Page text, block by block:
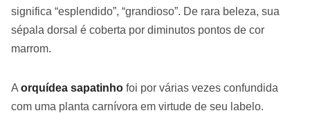
significa “esplendido”, “grandioso”. De rara beleza, sua
sépala dorsal é coberta por diminutos pontos de cor
marrom.
A orquídea sapatinho foi por várias vezes confundida
com uma planta carnívora em virtude de seu labelo.